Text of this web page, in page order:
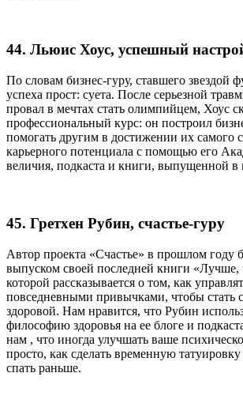
44. Льюис Хоус, успешный
По словам бизнес-гуру, ставшего звездой
успеха прост: суета. После серьезной
провал в мечтах стать олимпийцем, Хоус
профессиональный курс: он построил
помогать другим в достижении их самого
карьерного потенциала с помощью его
величия, подкаста и книги, выпущенной в
45. Гретхен Рубин, счастье-гуру
Автор проекта «Счастье» в прошлом году
выпуском своей последней книги «Лучше,
которой рассказывается о том, как
повседневными привычками, чтобы стать
здоровой. Нам нравится, что Рубин
философию здоровья на ее блоге и
нам , что иногда улучшать ваше
просто, как сделать временную
спать раньше.